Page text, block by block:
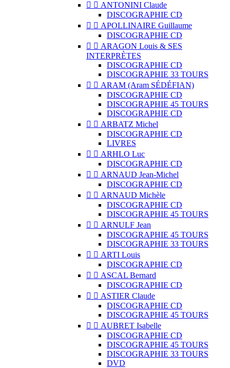
  ANTONINI Claude
DISCOGRAPHIE CD
  APOLLINAIRE Guillaume
DISCOGRAPHIE CD
  ARAGON Louis & SES
INTERPRÈTES
DISCOGRAPHIE CD
DISCOGRAPHIE 33 TOURS
  ARAM (Aram SÉDÉFIAN)
DISCOGRAPHIE CD
DISCOGRAPHIE 45 TOURS
DISCOGRAPHIE CD
  ARBATZ Michel
DISCOGRAPHIE CD
LIVRES
  ARHLO Luc
DISCOGRAPHIE CD
  ARNAUD Jean-Michel
DISCOGRAPHIE CD
  ARNAUD Michèle
DISCOGRAPHIE CD
DISCOGRAPHIE 45 TOURS
  ARNULF Jean
DISCOGRAPHIE 45 TOURS
DISCOGRAPHIE 33 TOURS
  ARTI Louis
DISCOGRAPHIE CD
  ASCAL Bernard
DISCOGRAPHIE CD
  ASTIER Claude
DISCOGRAPHIE CD
DISCOGRAPHIE 45 TOURS
  AUBRET Isabelle
DISCOGRAPHIE CD
DISCOGRAPHIE 45 TOURS
DISCOGRAPHIE 33 TOURS
DVD